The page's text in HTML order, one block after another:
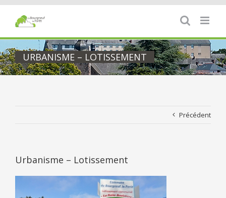
Passer
contenu
URBANISME – LOTISSEMENT
Précédent
Urbanisme – Lotissement